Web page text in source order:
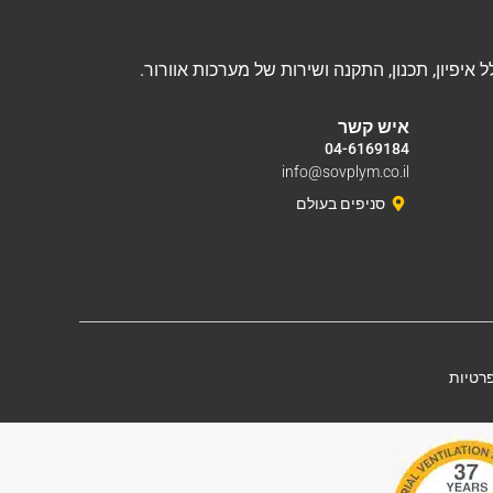
איש קשר
04-6169184
info@sovplym.co.il
סניפים בעולם